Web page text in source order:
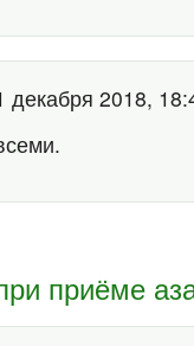
декабря 2018,
приёме